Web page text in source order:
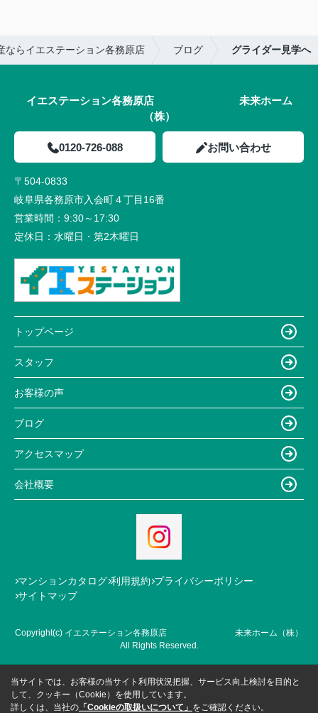
ならイエステーション各務原店 ブログ グライダー見学へ
イエステーション各務原店 未来ホーム
（株）
0120-726-088 お問い合わせ
〒504-0833
岐阜県各務原市入会町４丁目16番
営業時間： 9:30～17:30
定休日： 水曜日・第2木曜日
トップページ
スタッフ
お客様の声
ブログ
アクセスマップ
会社概要
マンションカタログ 利用規約 プライバシーポリシー
サイトマップ
Copyright(c) イエステーション各務原店 未来ホーム（株）
All Rights Reserved.
当サイトでは、お客様の当サイト利用状況把握、サービス向上検討を目的と
して、クッキー（Cookie）を使用しています。
詳しくは、当社の 「Cookieの取扱いについて」 をご確認ください。